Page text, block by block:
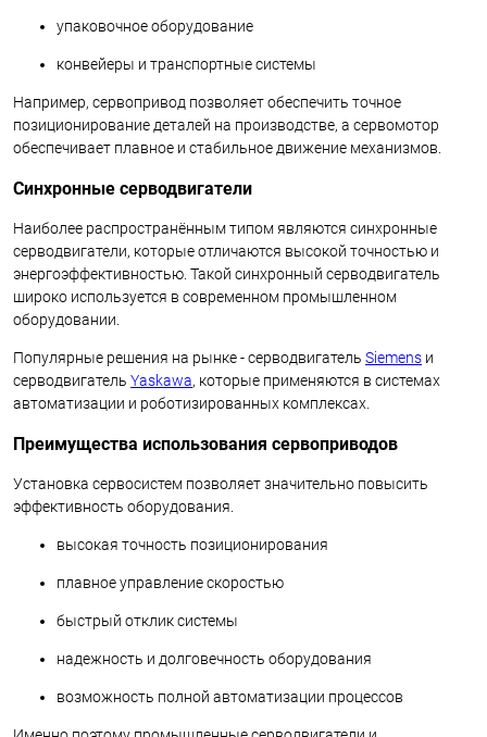
упаковочное оборудование
конвейеры и транспортные системы
Например, сервопривод позволяет обеспечить точное
позиционирование деталей на производстве, а сервомотор
обеспечивает плавное и стабильное движение механизмов.
Синхронные серводвигатели
Наиболее распространённым типом являются синхронные
серводвигатели, которые отличаются высокой точностью и
энергоэффективностью. Такой синхронный серводвигатель
широко используется в современном промышленном
оборудовании.
Популярные решения на рынке - серводвигатель Siemens и
серводвигатель Yaskawa, которые применяются в системах
автоматизации и роботизированных комплексах.
Преимущества использования сервоприводов
Установка сервосистем позволяет значительно повысить
эффективность оборудования.
высокая точность позиционирования
плавное управление скоростью
быстрый отклик системы
надежность и долговечность оборудования
возможность полной автоматизации процессов